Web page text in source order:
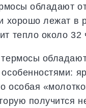
обладают
хорошо лежат в
тепло около 32
особая
получится